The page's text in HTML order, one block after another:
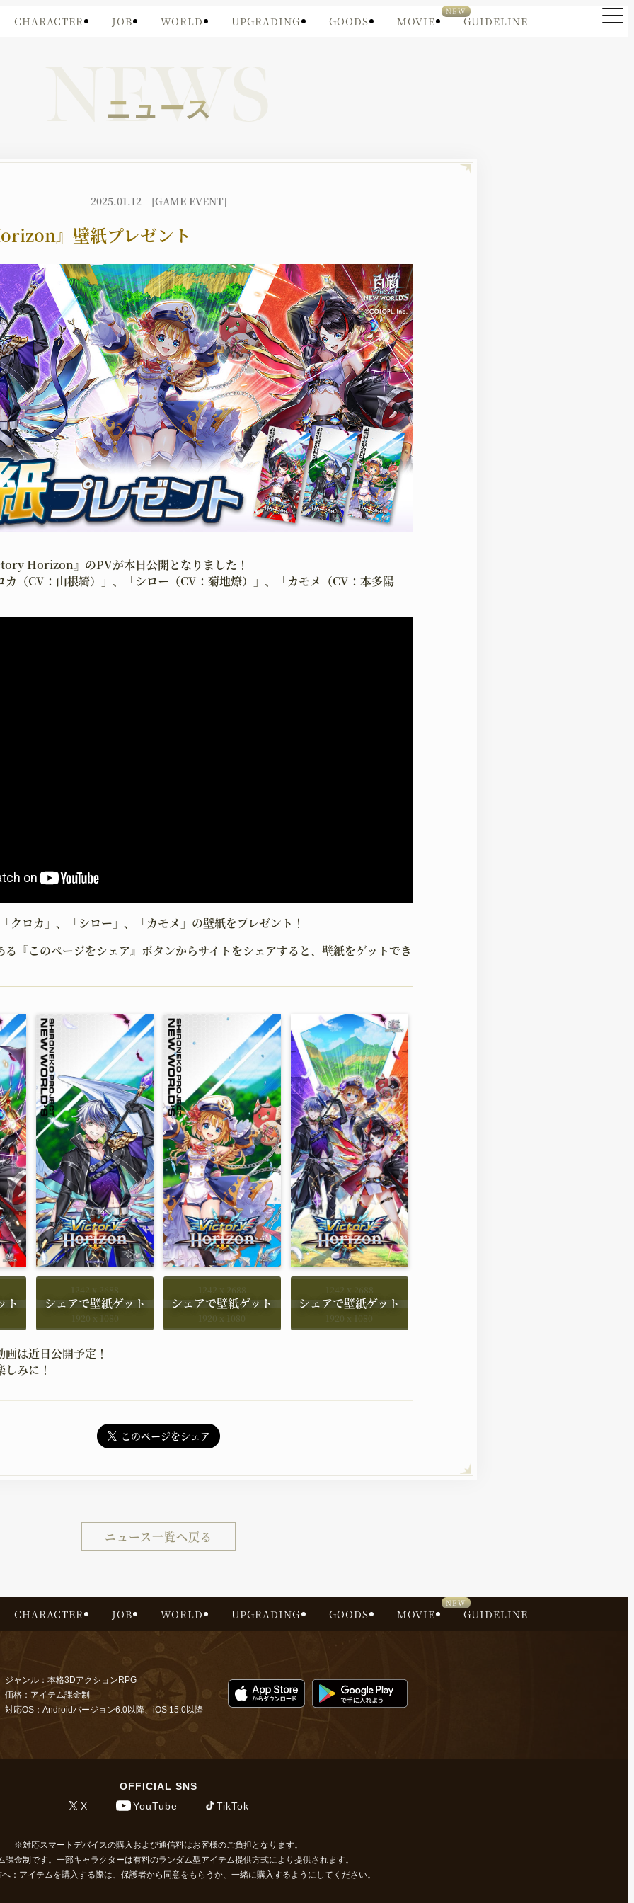
JOB
職種
WORLD
世界観
UPGRADING GOODS
MOVIE
ムービー
GUIDELINE
二次創作ガイドライン
OFFICIAL SNS
X
YouTube TikTok
CHARACTER JOB WORLD UPGRADING GOODS MOVIE GUIDELINE
NEWS
ニュース
2025.01.12 [GAME EVENT]
』壁紙プレゼント
Horizon』のPVが本日公開となりました！
カ（CV：山根綺）」、「シロー（CV：菊地燎）」、「カモメ（CV：本多陽
クロカ」、「シロー」、「カモメ」の壁紙をプレゼント！
る『このページをシェア』ボタンからサイトをシェアすると、壁紙をゲットでき
1242 x 2688
1920 x 1080
1242 x 2688
1920 x 1080
1242 x 2688
1920 x 1080
は近日公開予定！
みに！
このページをシェア
ニュース一覧へ戻る
CHARACTER JOB WORLD UPGRADING GOODS MOVIE GUIDELINE
ジャンル：本格3DアクションRPG
価格：アイテム課金制
対応OS：Androidバージョン6.0以降、iOS 15.0以降
OFFICIAL SNS
X
YouTube TikTok
対応スマートデバイスの購入および通信料はお客様のご負担となります。
課金制です。一部キャラクターは有料のランダム型アイテム提供方式により提供されます。
：アイテムを購入する際は、保護者から同意をもらうか、一緒に購入するようにしてください。